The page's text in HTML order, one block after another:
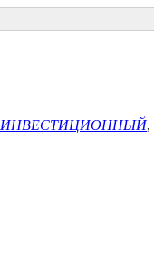
ИНВЕСТИЦИОННЫЙ,